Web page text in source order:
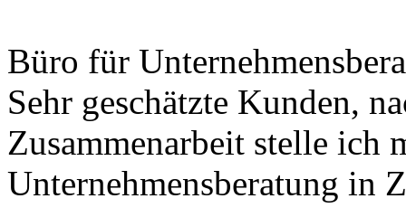
Büro für
Sehr geschätzte Kunden,
Zusammenarbeit stelle ich
Unternehmensberatung in